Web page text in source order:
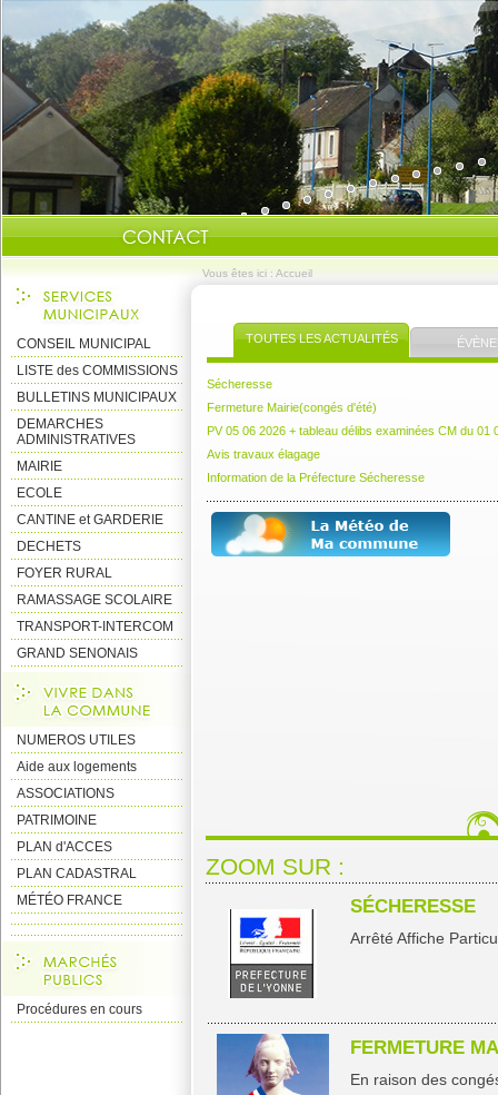
Vous êtes ici : Accueil
CONSEIL MUNICIPAL
LISTE des COMMISSIONS
BULLETINS MUNICIPAUX
DEMARCHES
ADMINISTRATIVES
MAIRIE
ECOLE
CANTINE et GARDERIE
DECHETS
FOYER RURAL
RAMASSAGE SCOLAIRE
TRANSPORT-INTERCOM
GRAND SENONAIS
NUMEROS UTILES
Aide aux logements
ASSOCIATIONS
PATRIMOINE
PLAN d'ACCES
PLAN CADASTRAL
MÉTÉO FRANCE
Procédures en cours
TOUTES LES ACTUALITÉS
Sécheresse
Fermeture Mairie(congés d'été)
PV 05 06 2026 + tableau délibs examinées CM du 01
Avis travaux élagage
Information de la Préfecture Sécheresse
ZOOM SUR :
SÉCHERESSE
Arrêté Affiche
FERMETURE
En raison des